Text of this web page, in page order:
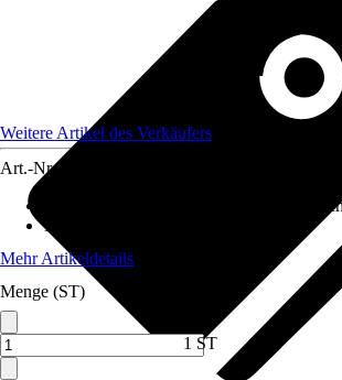
Weitere Artikel des Verkäufers
Art.-Nr.
Glastürbeschlag,
Materialspezifizierung
Mehr Artikeldetails
Menge (ST)
1 ST